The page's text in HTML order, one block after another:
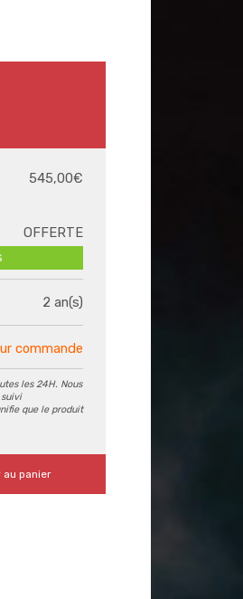
545,00€
OFFERTE
2 an(s)
commande
les 24H. Nous
que le produit
au panier